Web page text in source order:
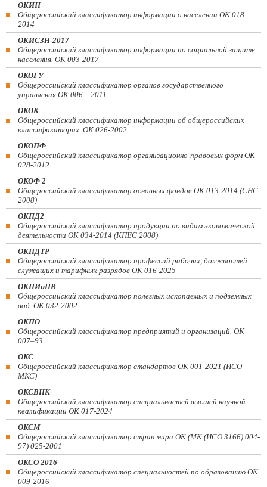
ОКИН
Общероссийский классификатор информации о населении ОК 018-
2014
ОКИСЗН-2017
Общероссийский классификатор информации по социальной защите
населения. ОК 003-2017
ОКОГУ
Общероссийский классификатор органов государственного
управления ОК 006 – 2011
ОКОК
Общероссийский классификатор информации об общероссийских
классификаторах. ОК 026-2002
ОКОПФ
Общероссийский классификатор организационно-правовых форм ОК
028-2012
ОКОФ 2
Общероссийский классификатор основных фондов ОК 013-2014 (СНС
2008)
ОКПД2
Общероссийский классификатор продукции по видам экономической
деятельности ОК 034-2014 (КПЕС 2008)
ОКПДТР
Общероссийский классификатор профессий рабочих, должностей
служащих и тарифных разрядов ОК 016-2025
ОКПИиПВ
Общероссийский классификатор полезных ископаемых и подземных
вод. ОК 032-2002
ОКПО
Общероссийский классификатор предприятий и организаций. ОК
007–93
ОКС
Общероссийский классификатор стандартов ОК 001-2021 (ИСО
МКС)
ОКСВНК
Общероссийский классификатор специальностей высшей научной
квалификации ОК 017-2024
ОКСМ
Общероссийский классификатор стран мира ОК (МК (ИСО 3166) 004-
97) 025-2001
ОКСО 2016
Общероссийский классификатор специальностей по образованию ОК
009-2016